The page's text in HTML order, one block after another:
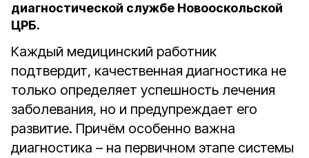
диагностической службе Новооскольской
ЦРБ.
Каждый медицинский работник
подтвердит, качественная диагностика не
только определяет успешность лечения
заболевания, но и предупреждает его
развитие. Причём особенно важна
диагностика – на первичном этапе системы